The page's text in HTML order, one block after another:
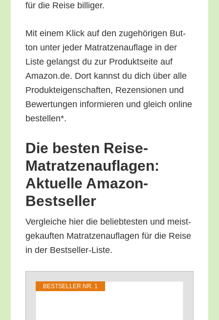
für die Rei­se billiger.
Mit einem Klick auf den zuge­hö­ri­gen But­
ton unter jeder Matrat­zen­auf­la­ge in der
Lis­te gelangst du zur Pro­dukt­sei­te auf
Amazon.de. Dort kannst du dich über alle
Pro­duk­tei­gen­schaf­ten, Rezen­sio­nen und
Bewer­tun­gen infor­mie­ren und gleich online
bestellen*.
Die bes­ten Rei­se-
Matrat­zen­auf­la­gen:
Aktu­el­le Amazon-
Bestseller
Ver­glei­che hier die belieb­tes­ten und meist­
ge­kauf­ten Matrat­zen­auf­la­gen für die Rei­se
in der Bestseller-Liste.
BEST­SEL­LER NR. 1